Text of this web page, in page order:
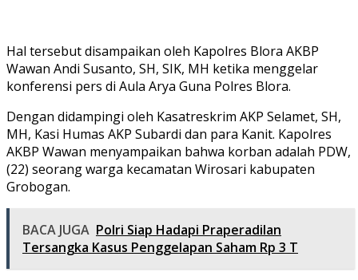
Hal tersebut disampaikan oleh Kapolres Blora AKBP
Wawan Andi Susanto, SH, SIK, MH ketika menggelar
konferensi pers di Aula Arya Guna Polres Blora.
Dengan didampingi oleh Kasatreskrim AKP Selamet, SH,
MH, Kasi Humas AKP Subardi dan para Kanit. Kapolres
AKBP Wawan menyampaikan bahwa korban adalah PDW,
(22) seorang warga kecamatan Wirosari kabupaten
Grobogan.
BACA JUGA Polri Siap Hadapi Praperadilan
Tersangka Kasus Penggelapan Saham Rp 3 T